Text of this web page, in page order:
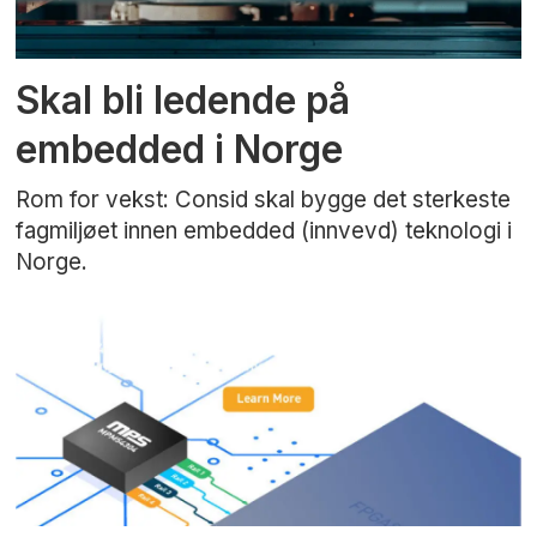
Skal bli ledende på
embedded i Norge
Rom for vekst: Consid skal bygge det sterkeste
fagmiljøet innen embedded (innvevd) teknologi i
Norge.